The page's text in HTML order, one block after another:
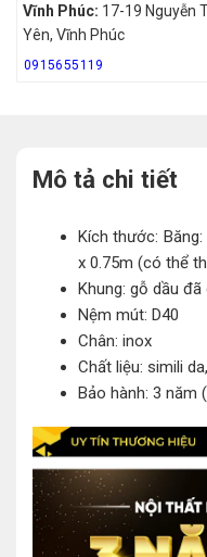
Vĩnh Phúc: 17-19 Nguyễn
Yên, Vĩnh Phúc
0915655119
Mô tả chi tiết
Kích thước:
x 0.75m (có thể
Khung: gỗ dầu đã
Nệm mút: D40
Chân: inox
Chất liệu: simili
Bảo hành: 3 năm